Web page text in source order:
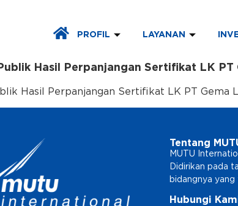
PROFIL LAYANAN
Hasil Perpanjangan Sertifikat LK
Hasil Perpanjangan Sertifikat LK PT Gema
Tentang
MUTU
Didirikan pada
bidangnya
Hubungi